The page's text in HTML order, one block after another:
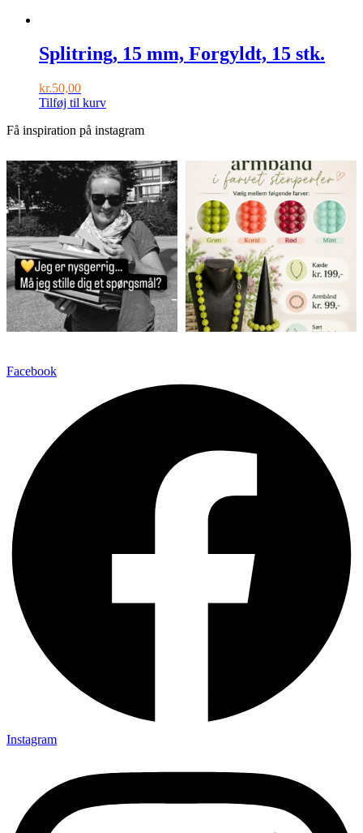
Splitring, 15 mm, Forgyldt, 15 stk.
kr.50,00
Tilføj til kurv
Få inspiration på instagram
Facebook
Instagram